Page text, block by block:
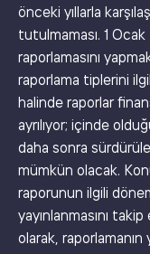
önceki yıllarla
tutulmaması. 1
raporlamasını
raporlama tiplerini
halinde raporlar
ayrılıyor; içinde
daha sonra
mümkün olacak.
raporunun ilgili
yayınlanmasını
olarak, raporlamanın